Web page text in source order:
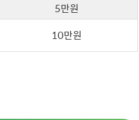
5만원
10만원